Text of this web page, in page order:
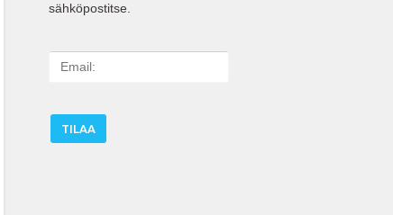
sähköpostitse.
l